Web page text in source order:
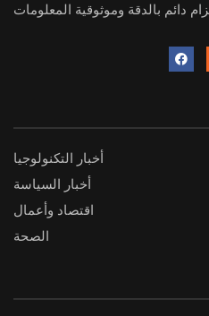
أخبار التكنولوجيا
أخبار السياسة
اقتصاد وأعمال
الصحة